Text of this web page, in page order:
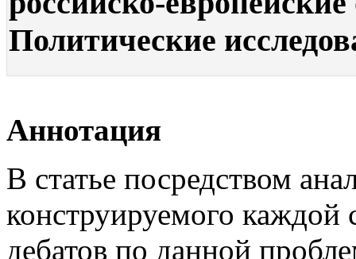
Политические
Аннотация
В статье посредством
конструируемого каждой
дебатов по данной